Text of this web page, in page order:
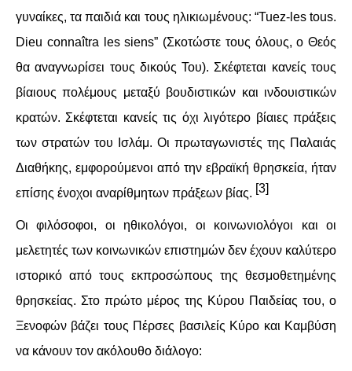
γυναίκες, τα παιδιά και τους ηλικιωμένους: “Tuez-les tous.
Dieu connaîtra les siens” (Σκοτώστε τους όλους, ο Θεός
θα αναγνωρίσει τους δικούς Του). Σκέφτεται κανείς τους
βίαιους πολέμους μεταξύ βουδιστικών και ινδουιστικών
κρατών. Σκέφτεται κανείς τις όχι λιγότερο βίαιες πράξεις
των στρατών του Ισλάμ. Οι πρωταγωνιστές της Παλαιάς
Διαθήκης, εμφορούμενοι από την εβραϊκή θρησκεία, ήταν
επίσης ένοχοι αναρίθμητων πράξεων βίας. [3]
Οι φιλόσοφοι, οι ηθικολόγοι, οι κοινωνιολόγοι και οι
μελετητές των κοινωνικών επιστημών δεν έχουν καλύτερο
ιστορικό από τους εκπροσώπους της θεσμοθετημένης
θρησκείας. Στο πρώτο μέρος της Κύρου Παιδείας του, ο
Ξενοφών βάζει τους Πέρσες βασιλείς Κύρο και Καμβύση
να κάνουν τον ακόλουθο διάλογο: